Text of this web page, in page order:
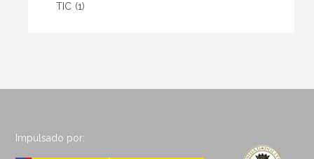
TIC (1)
Impulsado por: